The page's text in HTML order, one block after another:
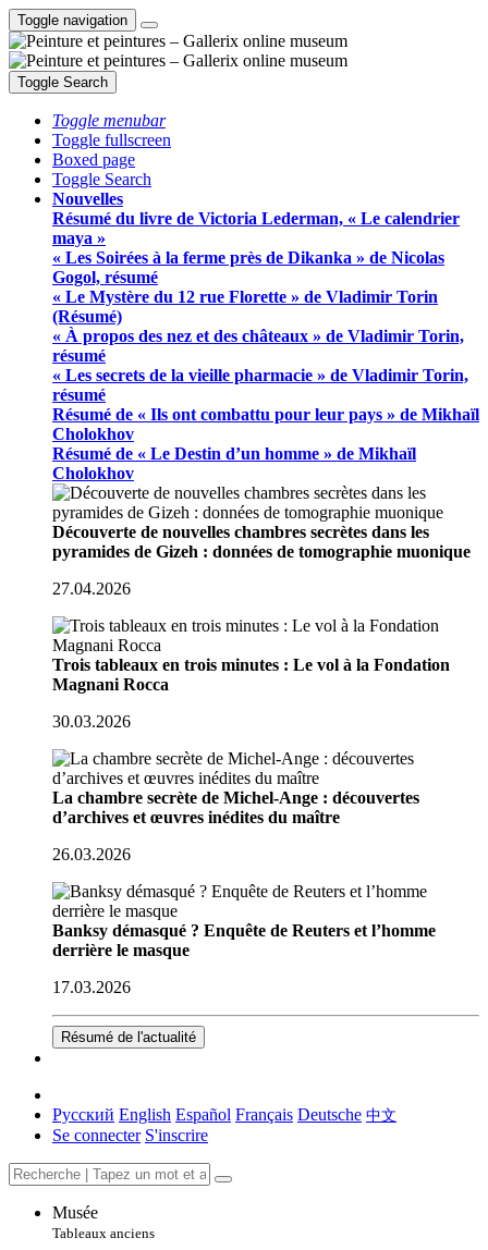
Toggle navigation
Toggle Search
Toggle menubar
Toggle fullscreen
Boxed page
Toggle Search
Nouvelles
Résumé du livre de Victoria Lederman, « Le calendrier
maya »
« Les Soirées à la ferme près de Dikanka » de Nicolas
Gogol, résumé
« Le Mystère du 12 rue Florette » de Vladimir Torin
(Résumé)
« À propos des nez et des châteaux » de Vladimir Torin,
résumé
« Les secrets de la vieille pharmacie » de Vladimir Torin,
résumé
Résumé de « Ils ont combattu pour leur pays » de Mikhaïl
Cholokhov
Résumé de « Le Destin d’un homme » de Mikhaïl
Cholokhov
Découverte de nouvelles chambres secrètes dans les
pyramides de Gizeh : données de tomographie muonique
27.04.2026
Trois tableaux en trois minutes : Le vol à la Fondation
Magnani Rocca
30.03.2026
La chambre secrète de Michel-Ange : découvertes
d’archives et œuvres inédites du maître
26.03.2026
Banksy démasqué ? Enquête de Reuters et l’homme
derrière le masque
17.03.2026
Résumé de l'actualité
Русский English Español Français Deutsche 中文
Se connecter S'inscrire
Musée
Tableaux anciens